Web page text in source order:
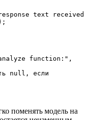
поменять модель на